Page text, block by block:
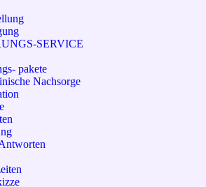
SERVICE
pakete
Nachsorge